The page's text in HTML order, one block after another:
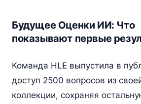
Будущее Оценки ИИ: Что
показывают первые
Команда HLE выпустила в
доступ 2500 вопросов из
коллекции, сохраняя